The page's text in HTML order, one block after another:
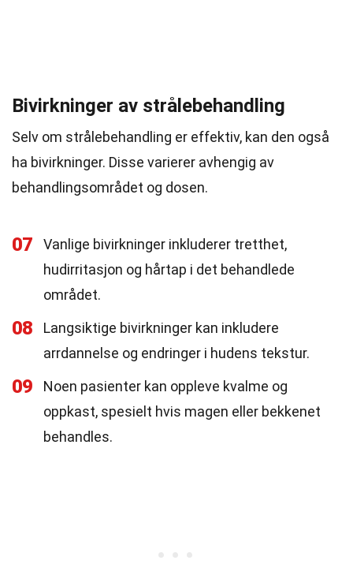
Bivirkninger av strålebehandling
Selv om strålebehandling er effektiv, kan den også
ha bivirkninger. Disse varierer avhengig av
behandlingsområdet og dosen.
07
Vanlige bivirkninger inkluderer tretthet,
hudirritasjon og hårtap i det behandlede
området.
08
Langsiktige bivirkninger kan inkludere
arrdannelse og endringer i hudens tekstur.
09
Noen pasienter kan oppleve kvalme og
oppkast, spesielt hvis magen eller bekkenet
behandles.